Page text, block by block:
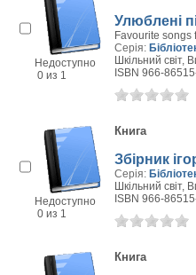
Недоступно
0 из 1
Улюблені
Favourite songs
Серія:
Шкільний світ,
ISBN 966-
Недоступно
0 из 1
Книга
Збірник
Серія:
Шкільний світ,
ISBN 966-
Книга